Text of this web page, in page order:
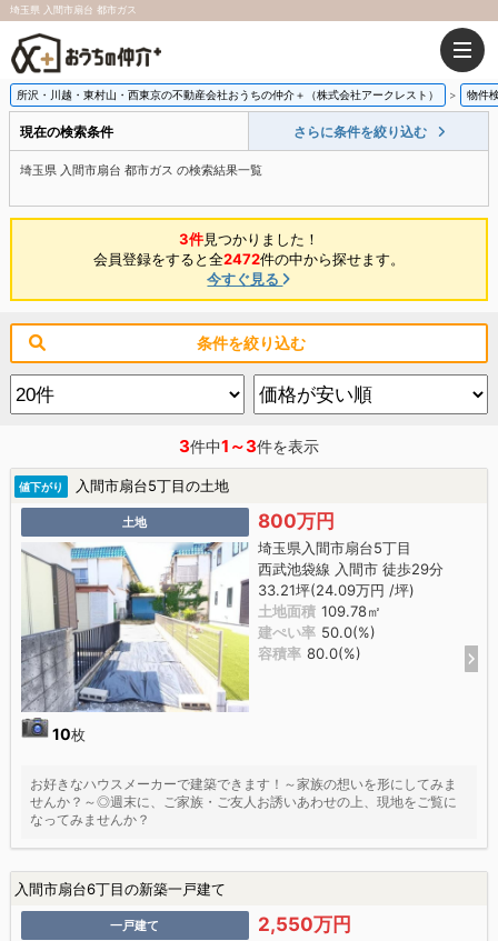
埼玉県 入間市扇台 都市ガス
所沢・川越・東村山・西東京の不動産会社おうちの仲介＋（株式会社アークレスト） 物件
現在の検索条件 さらに条件を絞り込む
埼玉県 入間市扇台 都市ガス の検索結果一覧
3件見つかりました！
会員登録をすると全2472件の中から探せます。
今すぐ見る
条件を絞り込む
3件中1～3件を表示
値下がり 入間市扇台5丁目の土地
土地
10枚
800万円
埼玉県入間市扇台5丁目
西武池袋線 入間市 徒歩29分
33.21坪(24.09万円 /坪)
土地面積 109.78㎡
建ぺい率 50.0(%)
容積率 80.0(%)
お好きなハウスメーカーで建築できます！～家族の想いを形にしてみま
せんか？～◎週末に、ご家族・ご友人お誘いあわせの上、現地をご覧に
なってみませんか？
入間市扇台6丁目の新築一戸建て
一戸建て 2,550万円